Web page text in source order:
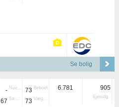
Se bolig
- Nuvær.
67 Samlet
73 Beboet
73 Vægtet
6.781 905
Ejerudg.